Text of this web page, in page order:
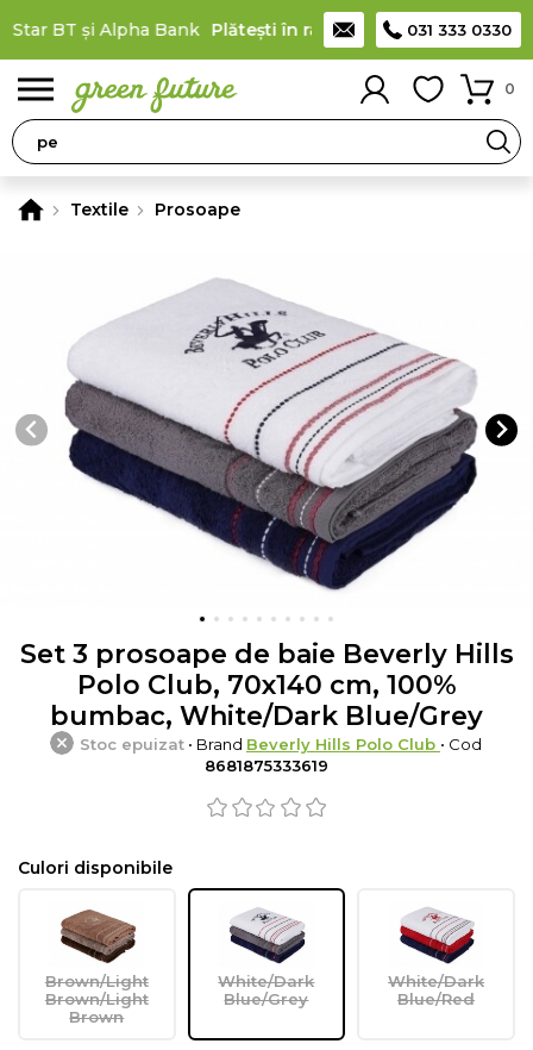
BT și Alpha Bank Plătești în rate prin cardul de031 333 0330
0
Textile Prosoape
Set 3 prosoape de baie Beverly Hills
Polo Club, 70x140 cm, 100%
bumbac, White/Dark Blue/Grey
Stoc epuizat • Brand Beverly Hills Polo Club • Cod
8681875333619
Culori disponibile
Brown/Light
Brown/Light
Brown
White/Dark
Blue/Grey
White/Dark
Blue/Red